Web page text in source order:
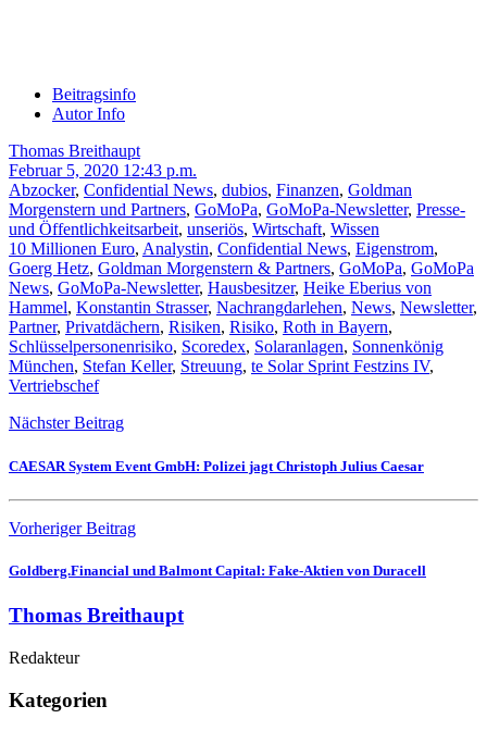
Beitragsinfo
Autor Info
Thomas Breithaupt
Februar 5, 2020 12:43 p.m.
Abzocker, Confidential News, dubios, Finanzen, Goldman
Morgenstern und Partners, GoMoPa, GoMoPa-Newsletter, Presse-
und Öffentlichkeitsarbeit, unseriös, Wirtschaft, Wissen
10 Millionen Euro, Analystin, Confidential News, Eigenstrom,
Goerg Hetz, Goldman Morgenstern & Partners, GoMoPa, GoMoPa
News, GoMoPa-Newsletter, Hausbesitzer, Heike Eberius von
Hammel, Konstantin Strasser, Nachrangdarlehen, News, Newsletter,
Partner, Privatdächern, Risiken, Risiko, Roth in Bayern,
Schlüsselpersonenrisiko, Scoredex, Solaranlagen, Sonnenkönig
München, Stefan Keller, Streuung, te Solar Sprint Festzins IV,
Vertriebschef
Nächster Beitrag
CAESAR System Event GmbH: Polizei jagt Christoph Julius Caesar
Vorheriger Beitrag
Goldberg.Financial und Balmont Capital: Fake-Aktien von Duracell
Thomas Breithaupt
Redakteur
Kategorien